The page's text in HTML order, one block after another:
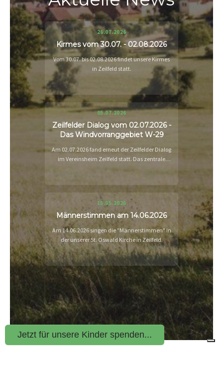
26.07.2026
Kirmes vom 30.07. - 02.08.2026
Vom 30.07. bis 02.08.2026 findet unsere Kirmes
in Zeilfeld statt.
05.07.2026
Zeilfelder Dialog vom 02.07.2026 -
Das Windvorranggebiet W-29
Am 02.07.2026 fand erneut der Zeilfelder Dialog
im Vereinsheim Zeilfeld statt. Das zentrale
Thema war das geplante Windvorranggebiet W-
15.05.2026
Männerstimmen am 14.06.2026
Am 14.06.2026 singen die "Männerstimmen" in
der unserer St. Oswald Kirche in Zeilfeld.
Jetzt für unsere Kinder spenden...